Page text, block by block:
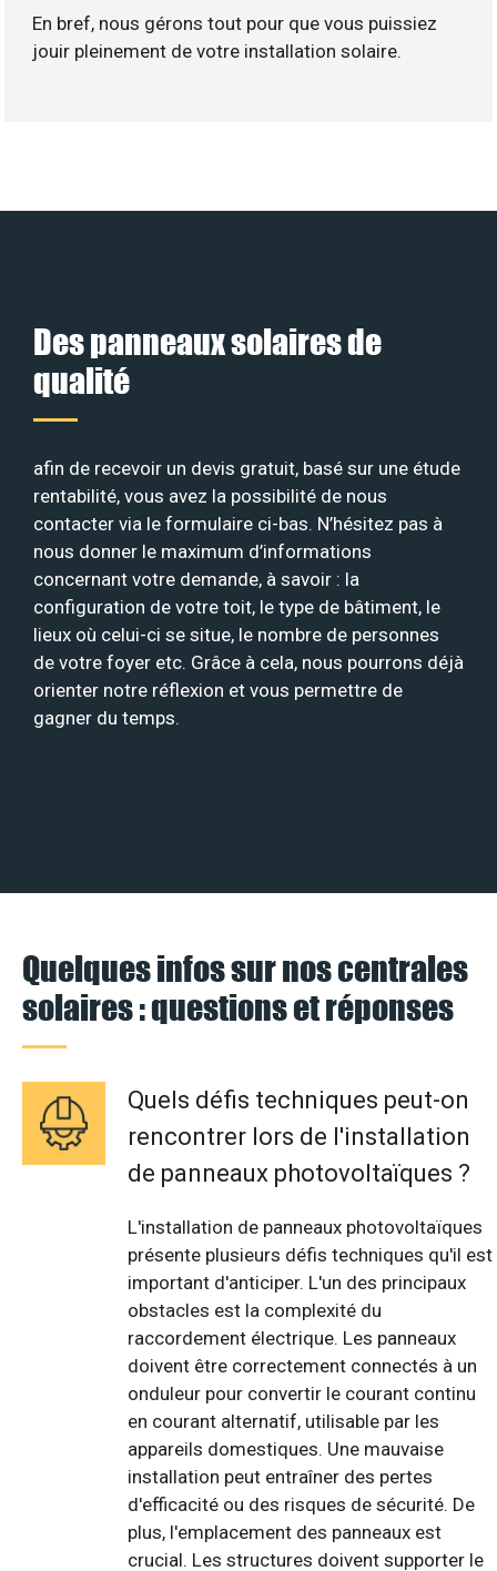
En bref, nous gérons tout pour que vous puissiez
jouir pleinement de votre installation solaire.
Des panneaux solaires de
qualité
afin de recevoir un devis gratuit, basé sur une étude
rentabilité, vous avez la possibilité de nous
contacter via le formulaire ci-bas. N’hésitez pas à
nous donner le maximum d’informations
concernant votre demande, à savoir : la
configuration de votre toit, le type de bâtiment, le
lieux où celui-ci se situe, le nombre de personnes
de votre foyer etc. Grâce à cela, nous pourrons déjà
orienter notre réflexion et vous permettre de
gagner du temps.
Quelques infos sur nos centrales
solaires : questions et réponses
Quels défis techniques peut-on
rencontrer lors de l'installation
de panneaux photovoltaïques ?
L'installation de panneaux photovoltaïques
présente plusieurs défis techniques qu'il est
important d'anticiper. L'un des principaux
obstacles est la complexité du
raccordement électrique. Les panneaux
doivent être correctement connectés à un
onduleur pour convertir le courant continu
en courant alternatif, utilisable par les
appareils domestiques. Une mauvaise
installation peut entraîner des pertes
d'efficacité ou des risques de sécurité. De
plus, l'emplacement des panneaux est
crucial. Les structures doivent supporter le